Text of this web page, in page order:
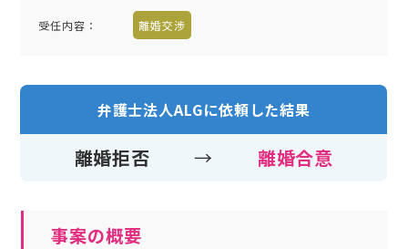
受任内容 ： 離婚交渉
弁護士法人ALGに依頼した結果
離婚拒否 → 離婚合意
事案の概要